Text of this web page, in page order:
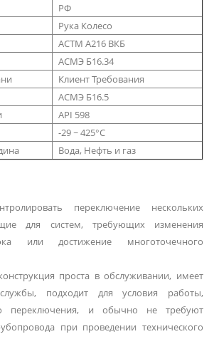
РФ
Рука Колесо
АСТМ А216 ВКБ
АСМЭ Б16.34
Клиент Требования
АСМЭ Б16.5
API 598
-29 ~ 425°С
Вода, Нефть и газ
переключение нескольких
для систем, требующих изменения
или достижение многоточечного
проста в обслуживании, имеет
подходит для условия работы,
переключения, и обычно не требуют
при проведении технического